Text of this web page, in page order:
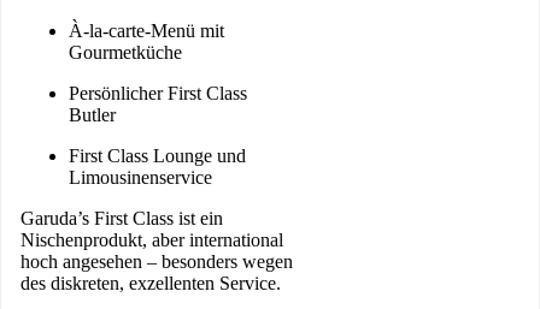
À-la-carte-Menü mit
Gourmetküche
Persönlicher First Class
Butler
First Class Lounge und
Limousinenservice
Garuda’s First Class ist ein
Nischenprodukt, aber international
hoch angesehen – besonders wegen
des diskreten, exzellenten Service.